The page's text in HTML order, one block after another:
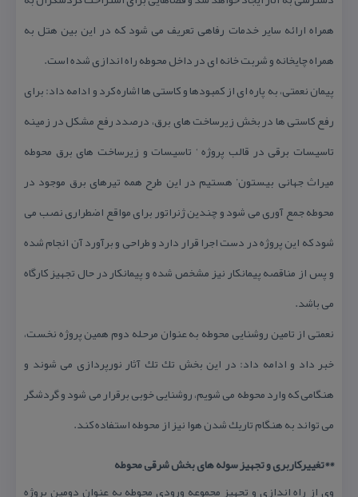
همراه ارائه سایر خدمات رفاهی تعریف می شود كه در این بین هتل به
همراه چایخانه و شربت خانه ای در داخل محوطه راه اندازی شده است.
پیمان نعمتی، به پاره ای از كمبودها و كاستی ها اشاره كرد و ادامه داد: برای
رفع كاستی ها در بخش زیرساخت های برق، درصدد رفع مشكل در زمینه
تاسیسات برقی در قالب پروژه ‘ تاسیسات و زیرساخت های برق محوطه
میراث جهانی بیستون’ هستیم در این طرح همه تیرهای برق موجود در
محوطه جمع آوری می شود و چندین ژنراتور برای مواقع اضطراری نصب می
شود كه این پروژه در دست اجرا قرار دارد و طراحی و برآورد آن انجام شده
و پس از مناقصه پیمانكار نیز مشخص شده و پیمانكار در حال تجهیز كارگاه
می باشد.
نعمتی از تامین روشنایی محوطه به عنوان مرحله دوم همین پروژه نخست،
خبر داد و ادامه داد: در این بخش تك تك آثار نورپردازی می شوند و
هنگامی كه وارد محوطه می شویم، روشنایی خوبی برقرار می شود و گردشگر
می تواند به هنگام تاریك شدن هوا نیز از محوطه استفاده كند.
**تغییركاربری و تجهیز سوله های بخش شرقی محوطه
وی از راه اندازی و تجهیز مجموعه ورودی محوطه به عنوان دومین پروژه